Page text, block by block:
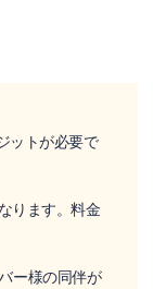
ットが必要で
ります。料金
ー様の同伴が